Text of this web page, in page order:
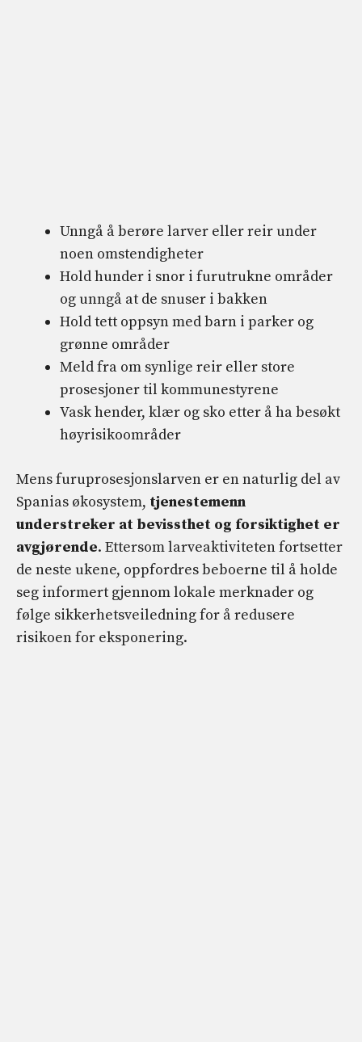
Unngå å berøre larver eller reir under
noen omstendigheter
Hold hunder i snor i furutrukne områder
og unngå at de snuser i bakken
Hold tett oppsyn med barn i parker og
grønne områder
Meld fra om synlige reir eller store
prosesjoner til kommunestyrene
Vask hender, klær og sko etter å ha besøkt
høyrisikoområder
Mens furuprosesjonslarven er en naturlig del av
Spanias økosystem, tjenestemenn
understreker at bevissthet og forsiktighet er
avgjørende. Ettersom larveaktiviteten fortsetter
de neste ukene, oppfordres beboerne til å holde
seg informert gjennom lokale merknader og
følge sikkerhetsveiledning for å redusere
risikoen for eksponering.